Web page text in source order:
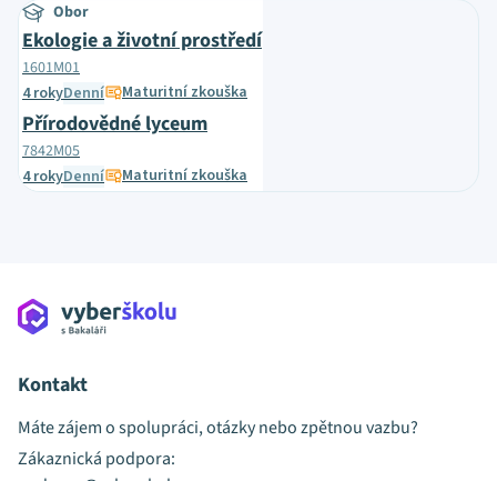
Obor
Ekologie a životní prostředí
1601M01
4 rokyDenní Maturitní zkouška
Přírodovědné lyceum
7842M05
4 rokyDenní Maturitní zkouška
Kontakt
Máte zájem o spolupráci, otázky nebo zpětnou vazbu?
Zákaznická podpora: